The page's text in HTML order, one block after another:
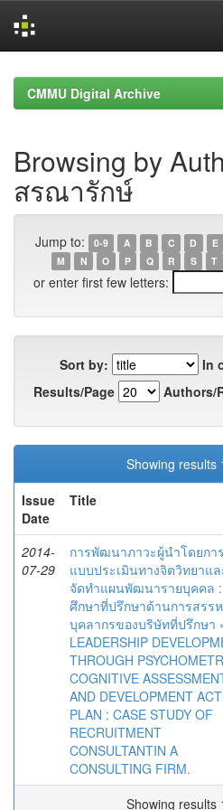
navigationCMMU Digital Archive
Browsing by
สรณารักษ์
Jump to: 0-9 A B C D E
M
N O P Q R S T
or enter first few letters:
Sort by:
In
Results/Page
Authors/
Showing results
Issue
Date
Title
2014-
07-29
การพัฒนาภาวะผู้นำโดยกา
แบบประเมินทางจิตวิทยาแล
จัดทำแผนพัฒนารายบุคคล
ศึกษาที่ปรึกษาด้านการสรร
บุคลากรของบริษัทที่ปรึกษา
LEADERSHIP
THROUGH
COGNITIVE
AND DEVELOPMENT
PLAN : CASE STUDY OF
RECRUITMENT
CONSULTANTIN A
CONSULTING FIRM.
Showing results